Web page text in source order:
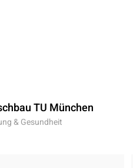
TU München
& Gesundheit